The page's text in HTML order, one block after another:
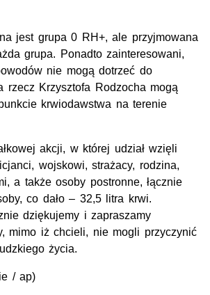
jest grupa 0 RH+, ale przyjmowana
grupa. Ponadto zainteresowani,
nie mogą dotrzeć do
rzecz Krzysztofa Rodzocha mogą
krwiodawstwa na terenie
akcji, w której udział wzięli
wojskowi, strażacy, rodzina,
a także osoby postronne, łącznie
co dało – 32,5 litra krwi.
dziękujemy i zapraszamy
mimo iż chcieli, nie mogli przyczynić
życia.
/ ap)